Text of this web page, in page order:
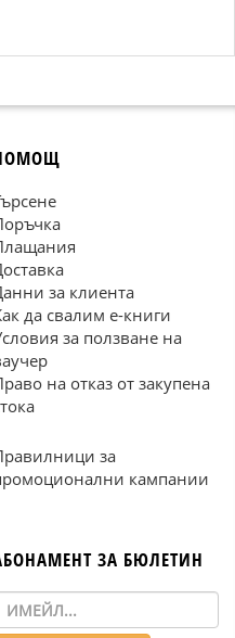
за клиента
да свалим е-книги
за ползване на
на отказ от закупена
за
кампании
ЗА БЮЛЕТИН